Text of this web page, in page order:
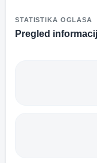
STATISTIKA OGLASA
Pregled